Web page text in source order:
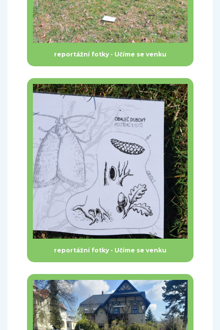
reportážní fotky - Učíme se venku
reportážní fotky - Učíme se venku